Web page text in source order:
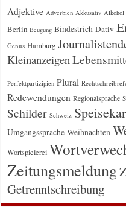
Adjektive Adverbien Akkusativ Alkohol
Berlin Beugung Bindestrich Dativ
Genus Hamburg
Kleinanzeigen
Perfektpartizipien Plural
Redewendungen Regionalsprache
Schilder Schweiz
Umgangssprache Weihnachten
Wortspielerei
Zeitungsmeldung
Getrenntschreibung